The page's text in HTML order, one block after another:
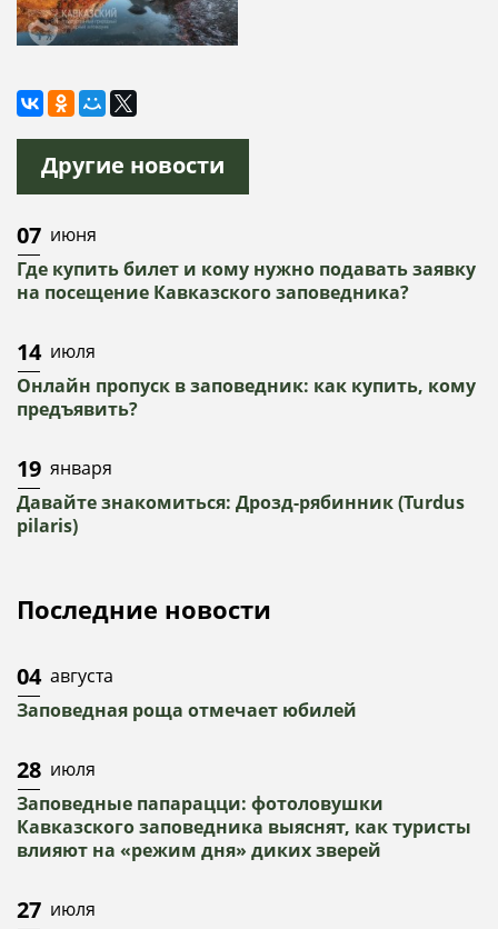
Другие новости
07 июня
Где купить билет и кому нужно подавать заявку
на посещение Кавказского заповедника?
14 июля
Онлайн пропуск в заповедник: как купить, кому
предъявить?
19 января
Давайте знакомиться: Дрозд-рябинник (Turdus
pilaris)
Последние новости
04 августа
Заповедная роща отмечает юбилей
28 июля
Заповедные папарацци: фотоловушки
Кавказского заповедника выяснят, как туристы
влияют на «режим дня» диких зверей
27 июля